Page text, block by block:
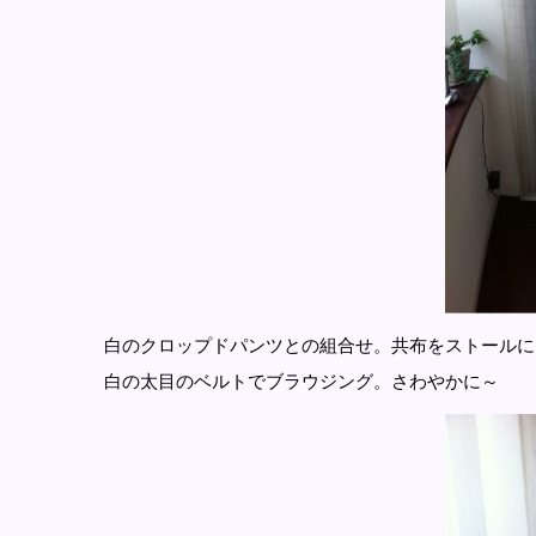
白のクロップドパンツとの組合せ。共布をストール
白の太目のベルトでブラウジング。さわやかに～